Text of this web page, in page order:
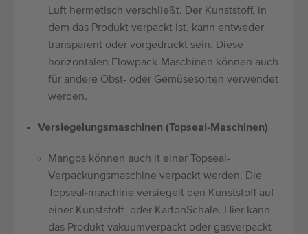
Luft hermetisch verschließt. Der Kunststoff, in
dem das Produkt verpackt ist, kann entweder
transparent oder vorgedruckt sein. Diese
horizontalen Flowpack-Maschinen können auch
für andere Obst- oder Gemüsesorten verwendet
werden.
Versiegelungsmaschinen (Topseal-Maschinen)
Mangos können auch it einer Topseal-
Verpackungsmaschine verpackt werden. Die
Topseal-maschine versiegelt den Kunststoff auf
einer Kunststoff- oder KartonSchale. Hier kann
das Produkt vakuumverpackt oder gasverpackt